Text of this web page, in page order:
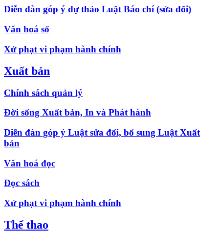
Diễn đàn góp ý dự thảo Luật Báo chí (sửa đổi)
Văn hoá số
Xử phạt vi phạm hành chính
Xuất bản
Chính sách quản lý
Đời sống Xuất bản, In và Phát hành
Diễn đàn góp ý Luật sửa đổi, bổ sung Luật Xuất
bản
Văn hoá đọc
Đọc sách
Xử phạt vi phạm hành chính
Thể thao